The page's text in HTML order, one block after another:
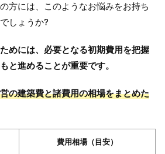
方には、このようなお悩みをお持ち
しょうか?
めには、必要となる初期費用を把握
と進めることが重要です。
の建築費と諸費用の相場をまとめた
費用相場（目安）